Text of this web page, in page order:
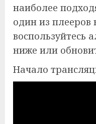
наиболее
один из плееров
воспользуйтесь
ниже или
Начало